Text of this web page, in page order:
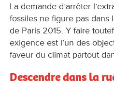
La demande d’arrêter
fossiles ne figure pas
de Paris 2015. Y faire
exigence est l’un des
faveur du climat partout
Descendre dans la